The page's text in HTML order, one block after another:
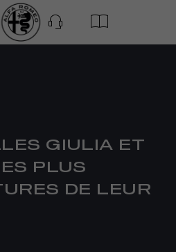
GIULIA ET
PLUS
DE LEUR